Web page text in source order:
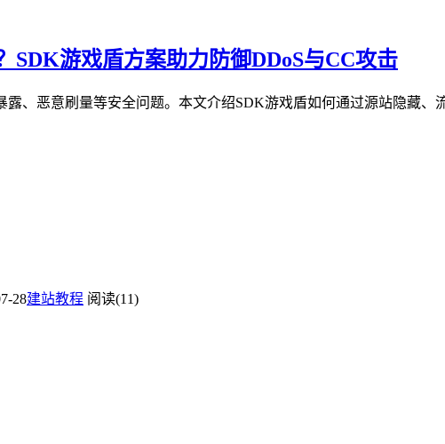
SDK游戏盾方案助力防御DDoS与CC攻击
露、恶意刷量等安全问题。本文介绍SDK游戏盾如何通过源站隐藏
28建站教程 阅读(11)